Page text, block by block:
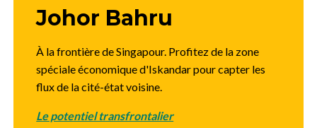
Johor Bahru
À la frontière de Singapour. Profitez de la zone
spéciale économique d'Iskandar pour capter les
flux de la cité-état voisine.
Le potentiel transfrontalier